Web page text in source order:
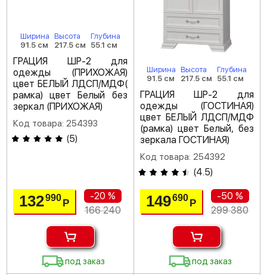
Ширина
91.5 см
Высота
217.5 см
Глубина
55.1 см
ГРАЦИЯ ШР-2 для
одежды (ПРИХОЖАЯ)
цвет БЕЛЫЙ ЛДСП/МДФ(
рамка) цвет Белый без
зеркал (ПРИХОЖАЯ)
Код товара: 254393
(5)
132990Р
-20 %
166 240
под заказ
Ширина
91.5 см
Высота
217.5 см
Глубина
55.1 см
ГРАЦИЯ ШР-2 для
одежды (ГОСТИНАЯ)
цвет БЕЛЫЙ ЛДСП/МДФ
(рамка) цвет Белый, без
зеркала ГОСТИНАЯ)
Код товара: 254392
(4.5)
149690 Р
-50 %
299 380
под заказ